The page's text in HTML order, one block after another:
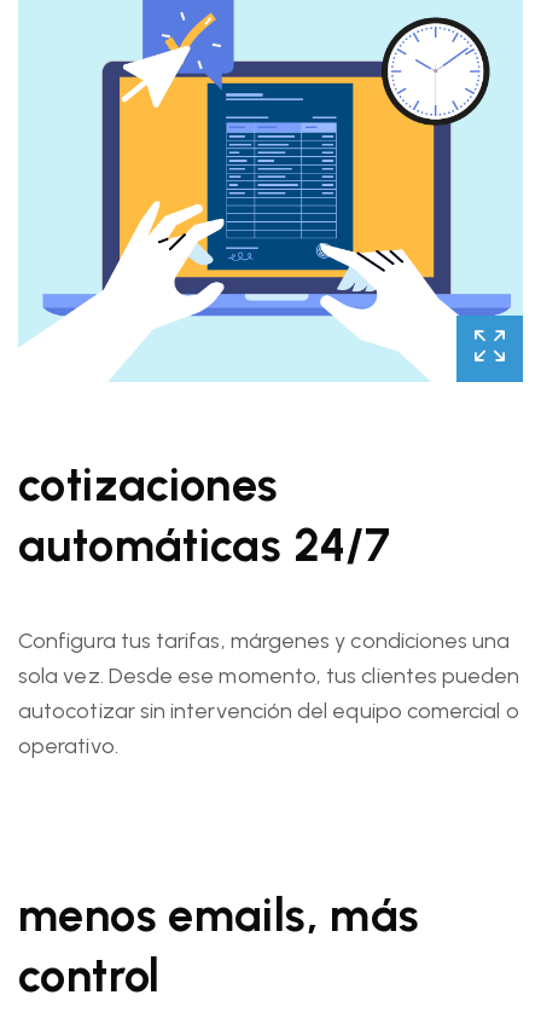
cotizaciones
automáticas 24/7
Configura tus tarifas, márgenes y condiciones una
sola vez. Desde ese momento, tus clientes pueden
autocotizar sin intervención del equipo comercial o
operativo.
menos emails, más
control